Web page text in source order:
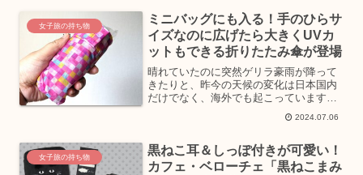
き心地...
女子旅の持ち物
ミニバッグにも入る！手のひらサ
イズなのに広げたら大きくUVカ
ットもできる折りたたみ傘が登場
晴れていたのに突然ゲリラ豪雨が降って
きたりと、昨今の天候の変化は日本国内
だけでなく、海外でも起こっています。
せておきたいのが“折りたたみ傘”。2024
た、約11.7㎝と...
2024.07.06
女子旅の持ち物
黒ねこ耳＆しっぽ付きが可愛い！
カフェ・ベローチェ「黒ねこまみ